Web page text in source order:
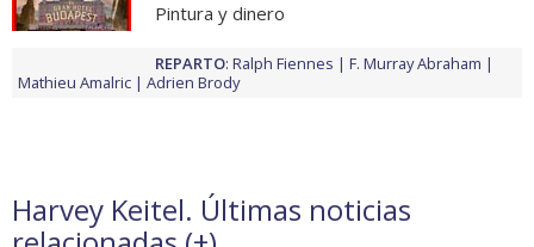
Pintura y dinero
REPARTO: Ralph Fiennes
F. Murray Abraham
Mathieu Amalric
Adrien Brody
Harvey Keitel. Últimas noticias